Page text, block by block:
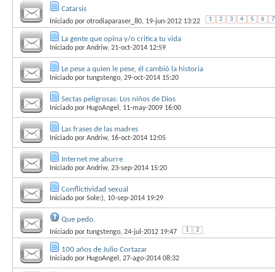
Catarsis
Iniciado por otrodiaparaser_80, 19-jun-2012 13:22 1 2 3 4 5 6 7
La gente que opina y/o critica tu vida
Iniciado por Andriw, 21-oct-2014 12:59
Le pese a quien le pese, él cambió la historia
Iniciado por tungstengo, 29-oct-2014 15:20
Sectas peligrosas: Los niños de Dios
Iniciado por HugoAngel , 11-may-2009 16:00
Las frases de las madres
Iniciado por Andriw, 16-oct-2014 12:05
Internet me aburre
Iniciado por Andriw, 23-sep-2014 15:20
Conflictividad sexual
Iniciado por Sole:), 10-sep-2014 19:29
Que pedo.
Iniciado por tungstengo, 24-jul-2012 19:47 1 2
100 años de Julio Cortazar
Iniciado por HugoAngel , 27-ago-2014 08:32